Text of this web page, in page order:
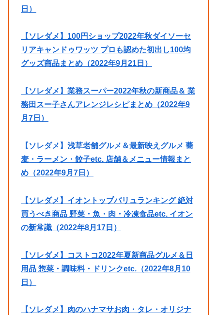
日）
【ソレダメ】100円ショップ2022年秋ダイソーセ
リアキャンドゥワッツ プロも認めた初出し100均
グッズ商品まとめ（2022年9月21日）
【ソレダメ】業務スーパー2022年秋の新商品＆ 業
務田スー子さんアレンジレシピまとめ（2022年9
月7日）
【ソレダメ】浅草老舗グルメ＆最新映えグルメ 蕎
麦・ラーメン・餃子etc. 店舗＆メニュー情報まと
め（2022年9月7日）
【ソレダメ】イオントップバリュランキング 絶対
買うべき商品 野菜・魚・肉・冷凍食品etc. イオン
の新常識（2022年8月17日）
【ソレダメ】コストコ2022年夏新商品グルメ＆日
用品 惣菜・調味料・ドリンクetc.（2022年8月10
日）
【ソレダメ】肉のハナマサお肉・タレ・オリジナ